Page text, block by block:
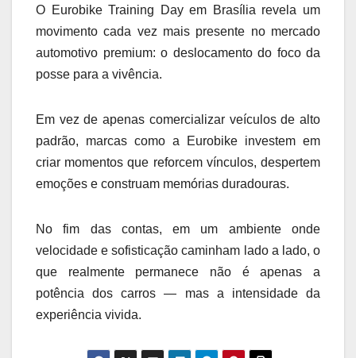
O Eurobike Training Day em Brasília revela um
movimento cada vez mais presente no mercado
automotivo premium: o deslocamento do foco da
posse para a vivência.
Em vez de apenas comercializar veículos de alto
padrão, marcas como a Eurobike investem em
criar momentos que reforcem vínculos, despertem
emoções e construam memórias duradouras.
No fim das contas, em um ambiente onde
velocidade e sofisticação caminham lado a lado, o
que realmente permanece não é apenas a
potência dos carros — mas a intensidade da
experiência vivida.